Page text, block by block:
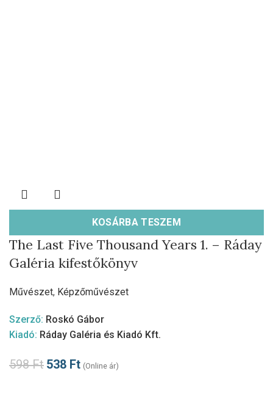
KOSÁRBA TESZEM
The Last Five Thousand Years 1. – Ráday
Galéria kifestőkönyv
Művészet, Képzőművészet
Szerző: Roskó Gábor
Kiadó: Ráday Galéria és Kiadó Kft.
598Ft 538 Ft (Online ár)